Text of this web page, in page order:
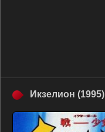
Икзелион (1995)